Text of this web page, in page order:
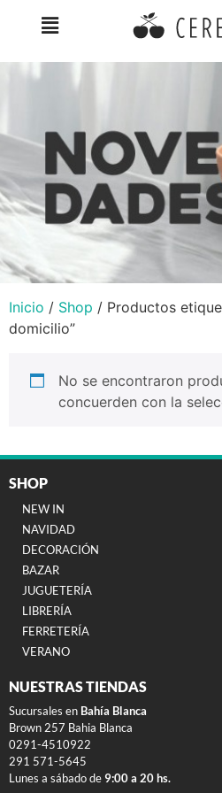
Inicio / Shop / Productos
domicilio”
No se encontraron
concuerden con la
SHOP
NEW IN
NAVIDAD
DECORACIÓN
BAZAR
JUGUETERÍA
LIBRERÍA
FERRETERÍA
VERANO
NUESTRAS TIENDAS
Sucursales en Bahía Blanca
Brown 257 Bahia Blanca
0291-4510922
291 571-5645
Lunes a sábado de 9:00 a 20 hs.